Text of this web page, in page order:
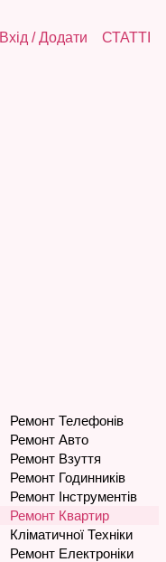
Вхід /Додати СТАТТІ
Ремонт Телефонів
Ремонт Авто
Ремонт Взуття
Ремонт Годинників
Ремонт Інструментів
Ремонт Квартир
Кліматичної Техніки
Ремонт Електроніки